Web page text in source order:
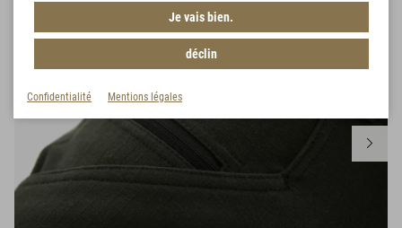
Je vais bien.
déclin
Confidentialité Mentions légales